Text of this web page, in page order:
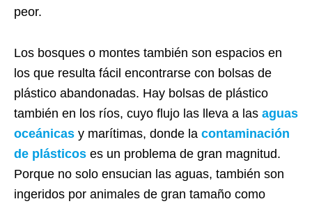
peor.
Los bosques o montes también son espacios en
los que resulta fácil encontrarse con bolsas de
plástico abandonadas. Hay bolsas de plástico
también en los ríos, cuyo flujo las lleva a las aguas
oceánicas y marítimas, donde la contaminación
de plásticos es un problema de gran magnitud.
Porque no solo ensucian las aguas, también son
ingeridos por animales de gran tamaño como